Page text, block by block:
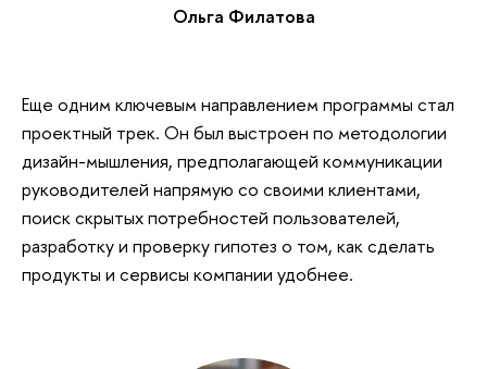
Ольга Филатова
Еще одним ключевым направлением программы стал
проектный трек. Он был выстроен по методологии
дизайн-мышления, предполагающей коммуникации
руководителей напрямую со своими клиентами,
поиск скрытых потребностей пользователей,
разработку и проверку гипотез о том, как сделать
продукты и сервисы компании удобнее.